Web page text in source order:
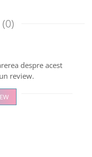
(0)
despre acest
review.